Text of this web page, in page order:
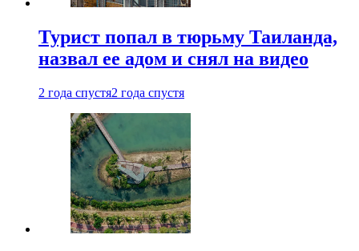
Турист попал в тюрьму Таиланда,
назвал ее адом и снял на видео
2 года спустя2 года спустя